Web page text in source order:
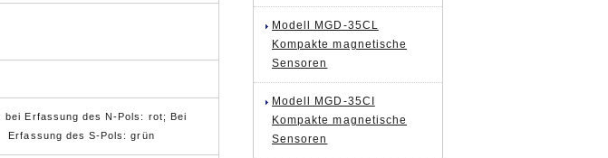
bei Erfassung des N-Pols: rot; Bei
Erfassung des S-Pols: grün
Modell MGD-35CL
Kompakte magnetische
Sensoren
Modell MGD-35CI
Kompakte magnetische
Sensoren